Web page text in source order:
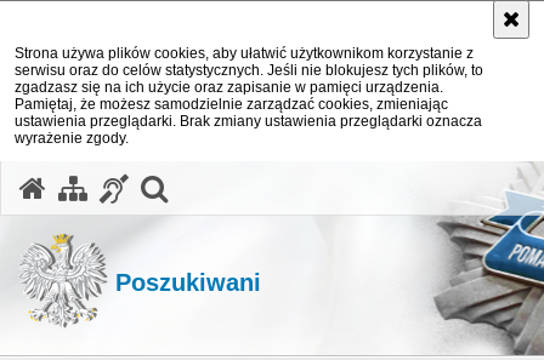
Strona używa plików cookies, aby ułatwić użytkownikom korzystanie z
serwisu oraz do celów statystycznych. Jeśli nie blokujesz tych plików, to
zgadzasz się na ich użycie oraz zapisanie w pamięci urządzenia.
Pamiętaj, że możesz samodzielnie zarządzać cookies, zmieniając
ustawienia przeglądarki. Brak zmiany ustawienia przeglądarki oznacza
wyrażenie zgody.
Poszukiwani